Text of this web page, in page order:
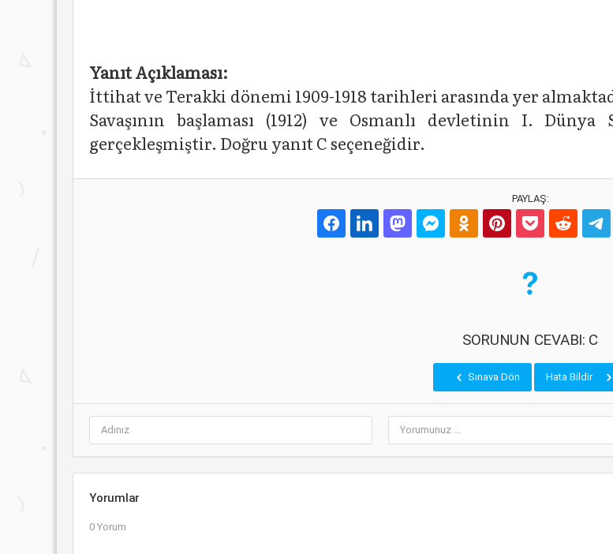
Yanıt Açıklaması:
İttihat ve Terakki dönemi 1909-1918 tarihleri arasında yer
Savaşının başlaması (1912) ve Osmanlı devletinin I. Dünya
gerçekleşmiştir. Doğru yanıt C seçeneğidir.
PAYLAŞ:
SORUNUN CEVABI: C
Sınava Dön Hata Bildir
Yorumlar
0 Yorum